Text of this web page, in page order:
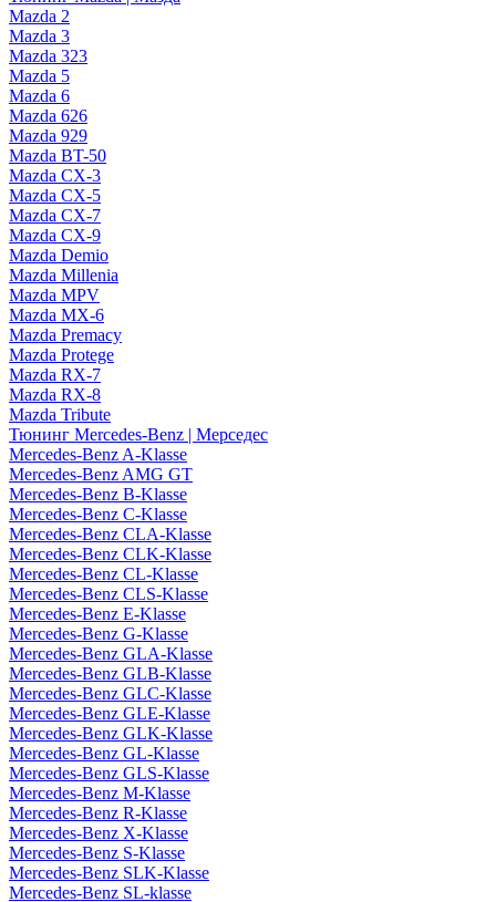
Mazda 2
Mazda 3
Mazda 323
Mazda 5
Mazda 6
Mazda 626
Mazda 929
Mazda BT-50
Mazda CX-3
Mazda CX-5
Mazda CX-7
Mazda CX-9
Mazda Demio
Mazda Millenia
Mazda MPV
Mazda MX-6
Mazda Premacy
Mazda Protege
Mazda RX-7
Mazda RX-8
Mazda Tribute
Тюнинг Mercedes-Benz | Мерседес
Mercedes-Benz A-Klasse
Mercedes-Benz AMG GT
Mercedes-Benz B-Klasse
Mercedes-Benz C-Klasse
Mercedes-Benz CLA-Klasse
Mercedes-Benz CLK-Klasse
Mercedes-Benz CL-Klasse
Mercedes-Benz CLS-Klasse
Mercedes-Benz E-Klasse
Mercedes-Benz G-Klasse
Mercedes-Benz GLA-Klasse
Mercedes-Benz GLB-Klasse
Mercedes-Benz GLC-Klasse
Mercedes-Benz GLE-Klasse
Mercedes-Benz GLK-Klasse
Mercedes-Benz GL-Klasse
Mercedes-Benz GLS-Klasse
Mercedes-Benz M-Klasse
Mercedes-Benz R-Klasse
Mercedes-Benz X-Klasse
Mercedes-Benz S-Klasse
Mercedes-Benz SLK-Klasse
Mercedes-Benz SL-klasse